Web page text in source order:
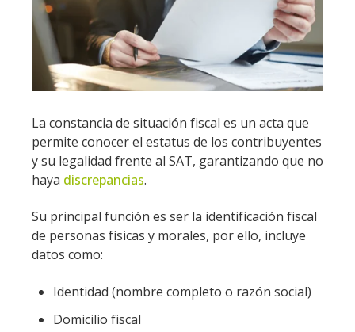
La constancia de situación fiscal es un acta que
permite conocer el estatus de los contribuyentes
y su legalidad frente al SAT, garantizando que no
haya discrepancias.
Su principal función es ser la identificación fiscal
de personas físicas y morales, por ello, incluye
datos como:
Identidad (nombre completo o razón social)
Domicilio fiscal